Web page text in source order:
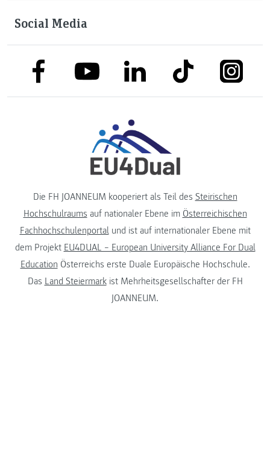
Social Media
link to facebooklink to youtubelink to linkedinlink to tiktok link to
Die FH JOANNEUM kooperiert als Teil des Steirischen
Hochschulraums auf nationaler Ebene im Österreichischen
Fachhochschulenportalund ist auf internationaler Ebene mit
dem Projekt EU4DUAL – European University Alliance For Dual
Education Österreichs erste Duale Europäische Hochschule.
Das Land Steiermarkist Mehrheitsgesellschafter der FH
JOANNEUM.